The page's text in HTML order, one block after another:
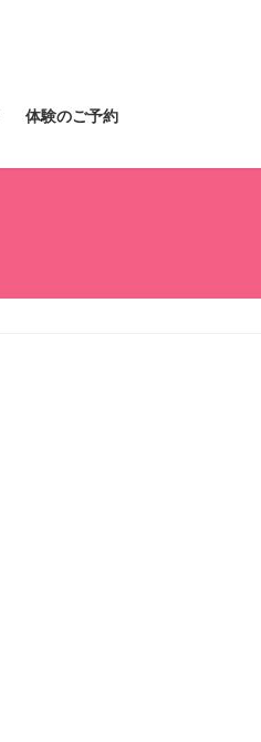
体験のご予約